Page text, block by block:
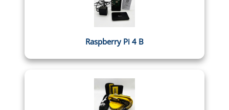
Raspberry Pi 4 B